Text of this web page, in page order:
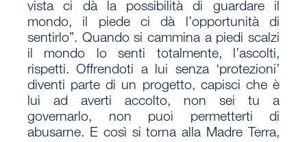
vista ci dà la possibilità di guardare il
mondo, il piede ci dà l’opportunità di
sentirlo”. Quando si cammina a piedi scalzi
il mondo lo senti totalmente, l’ascolti,
rispetti. Offrendoti a lui senza ‘protezioni’
diventi parte di un progetto, capisci che è
lui ad averti accolto, non sei tu a
governarlo, non puoi permetterti di
abusarne. E così si torna alla Madre Terra,